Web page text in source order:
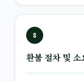
8
환불 절차 및 소